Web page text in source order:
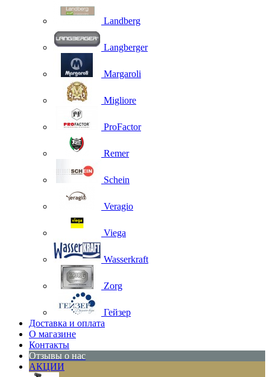
Landberg
Langberger
Margaroli
Migliore
ProFactor
Remer
Schein
Veragio
Viega
Wasserkraft
Zorg
Гейзер
Доставка и оплата
О магазине
Контакты
Отзывы о нас
АКЦИИ